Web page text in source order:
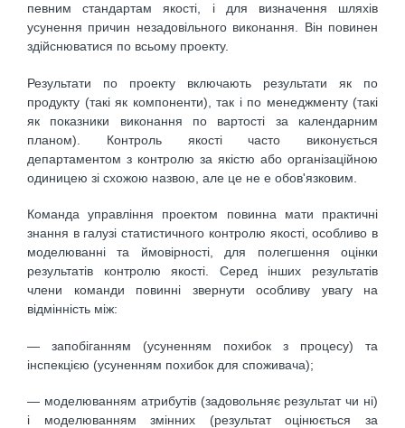
певним стандартам якості, і для визначення шляхів
усунення причин незадовільного виконання. Він повинен
здійснюватися по всьому проекту.
Результати по проекту включають результати як по
продукту (такі як компоненти), так і по менеджменту (такі
як показники виконання по вартості за календарним
планом). Контроль якості часто виконується
департаментом з контролю за якістю або організаційною
одиницею зі схожою назвою, але це не е обов'язковим.
Команда управління проектом повинна мати практичні
знання в галузі статистичного контролю якості, особливо в
моделюванні та ймовірності, для полегшення оцінки
результатів контролю якості. Серед інших результатів
члени команди повинні звернути особливу увагу на
відмінність між:
— запобіганням (усуненням похибок з процесу) та
інспекцією (усуненням похибок для споживача);
— моделюванням атрибутів (задовольняє результат чи ні)
і моделюванням змінних (результат оцінюється за